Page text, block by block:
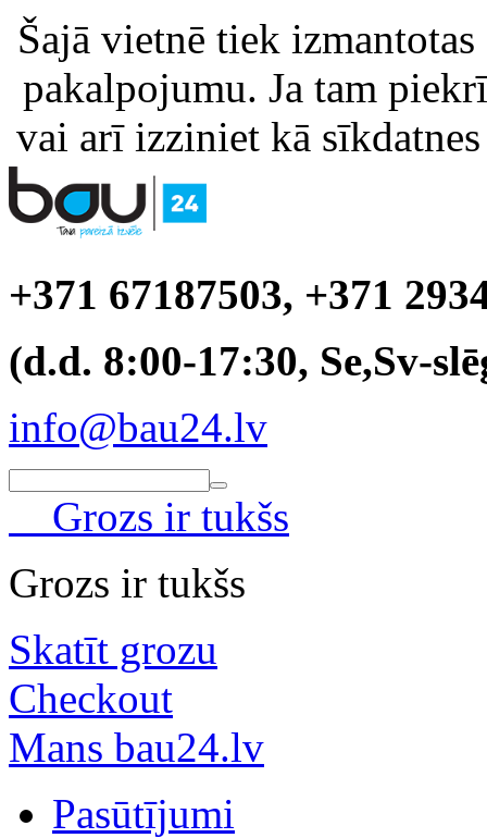
Šajā vietnē tiek
pakalpojumu. Ja tam
vai arī izziniet kā
+371 67187503, +371
(d.d. 8:00-17:30, Se,Sv-
info@bau24.lv
Grozs ir tukšs
Grozs ir tukšs
Skatīt grozu
Checkout
Mans bau24.lv
Pasūtījumi